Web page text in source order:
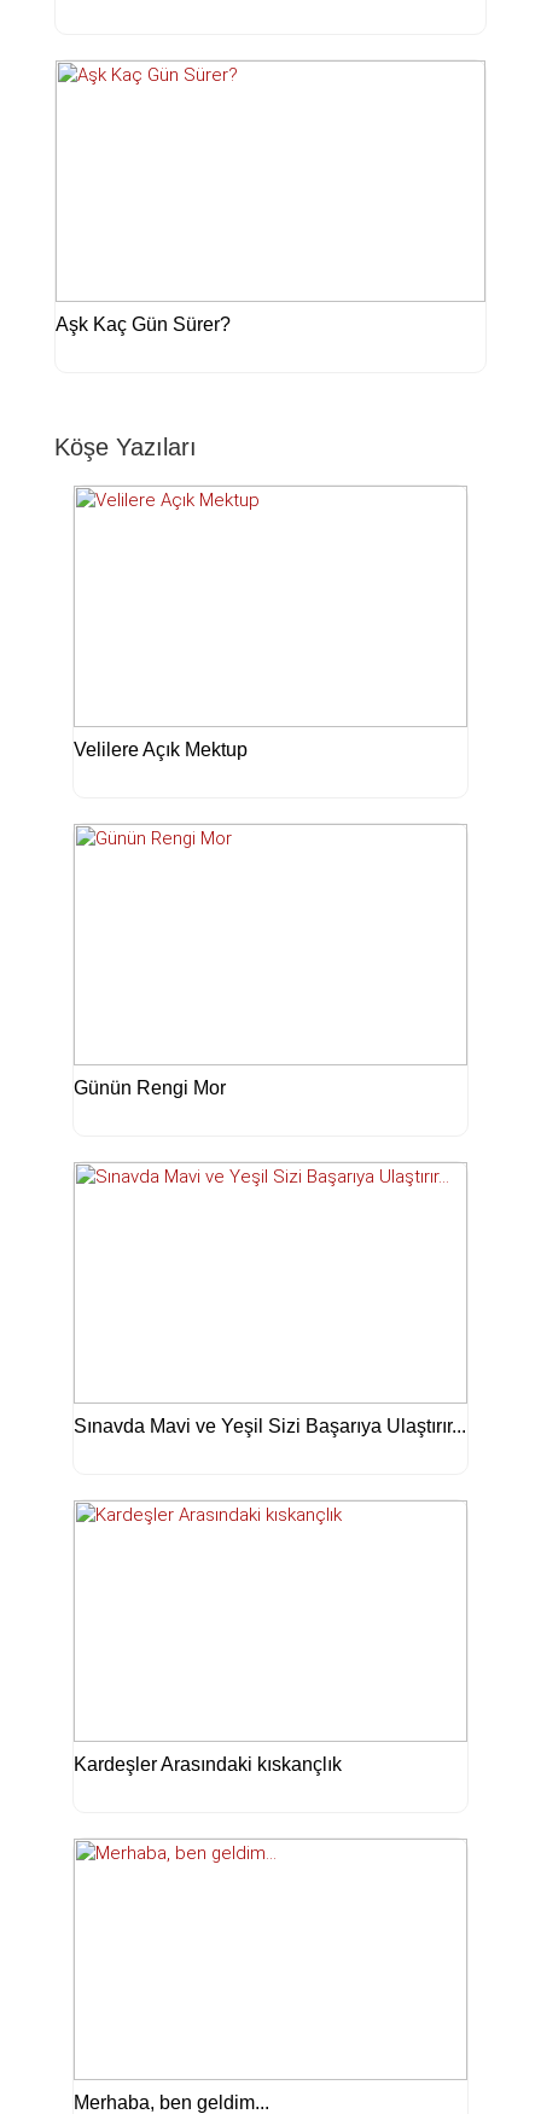
Aşk Kaç Gün Sürer?
Köşe Yazıları
Velilere Açık Mektup
Günün Rengi Mor
Sınavda Mavi ve Yeşil Sizi Başarıya Ulaştırır...
Kardeşler Arasındaki kıskançlık
Merhaba, ben geldim...